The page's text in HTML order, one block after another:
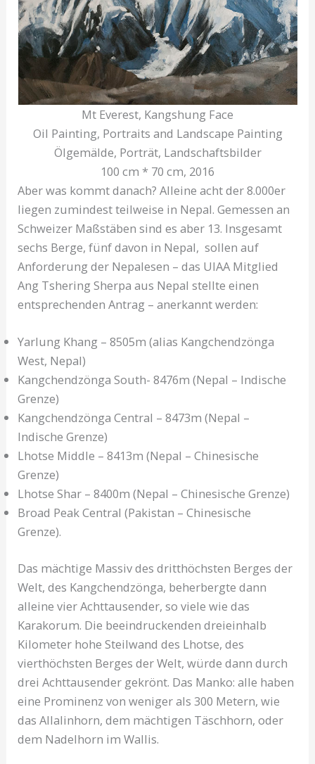
Mt Everest, Kangshung Face
Oil Painting, Portraits and Landscape Painting
Ölgemälde, Porträt, Landschaftsbilder
100 cm * 70 cm, 2016
Aber was kommt danach? Alleine acht der 8.000er
liegen zumindest teilweise in Nepal. Gemessen an
Schweizer Maßstäben sind es aber 13. Insgesamt
sechs Berge, fünf davon in Nepal, sollen auf
Anforderung der Nepalesen – das UIAA Mitglied
Ang Tshering Sherpa aus Nepal stellte einen
entsprechenden Antrag – anerkannt werden:
Yarlung Khang – 8505m (alias Kangchendzönga
West, Nepal)
Kangchendzönga South- 8476m (Nepal – Indische
Grenze)
Kangchendzönga Central – 8473m (Nepal –
Indische Grenze)
Lhotse Middle – 8413m (Nepal – Chinesische
Grenze)
Lhotse Shar – 8400m (Nepal – Chinesische Grenze)
Broad Peak Central (Pakistan – Chinesische
Grenze).
Das mächtige Massiv des dritthöchsten Berges der
Welt, des Kangchendzönga, beherbergte dann
alleine vier Achttausender, so viele wie das
Karakorum. Die beeindruckenden dreieinhalb
Kilometer hohe Steilwand des Lhotse, des
vierthöchsten Berges der Welt, würde dann durch
drei Achttausender gekrönt. Das Manko: alle haben
eine Prominenz von weniger als 300 Metern, wie
das Allalinhorn, dem mächtigen Täschhorn, oder
dem Nadelhorn im Wallis.